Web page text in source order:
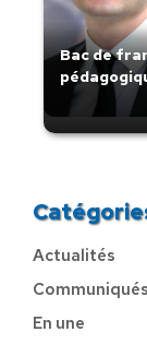
Bac de
Actualités
Communiqués
En une